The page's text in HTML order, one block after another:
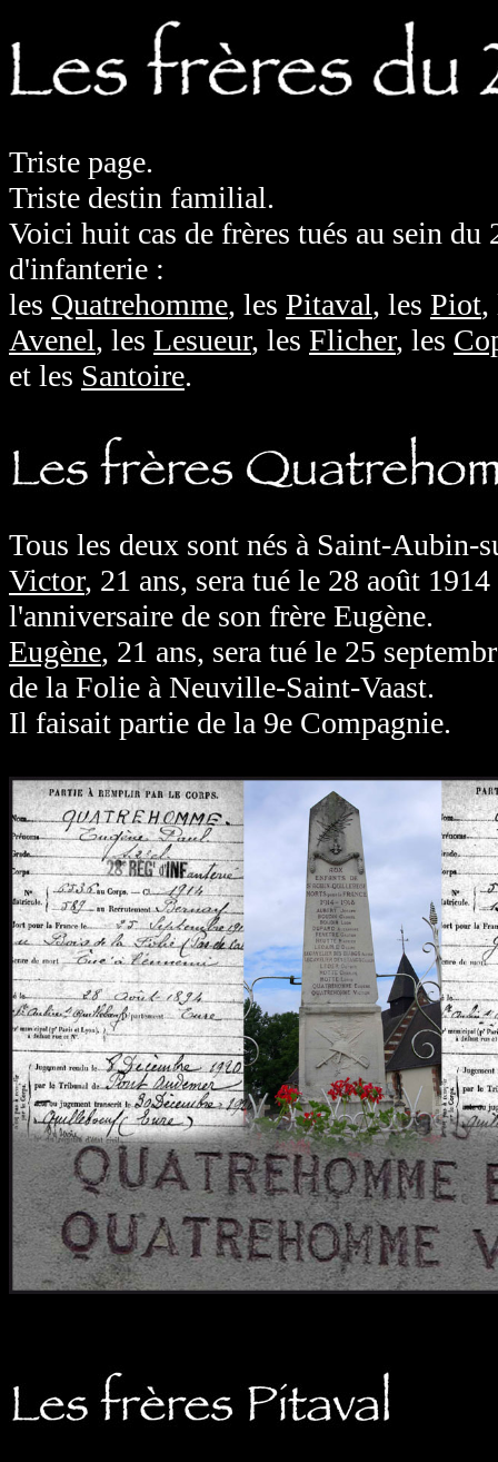
Triste page.
Triste destin familial.
Voici huit cas de frères tués au sein du
d'infanterie :
les Quatrehomme, les Pitaval, les Piot,
Avenel, les Lesueur, les Flicher, les
et les Santoire.
Tous les deux sont nés à Saint-Aubin-
Victor, 21 ans, sera tué le 28 août
l'anniversaire de son frère Eugène.
Eugène, 21 ans, sera tué le 25
de la Folie à Neuville-Saint-Vaast.
Il faisait partie de la 9e Compagnie.